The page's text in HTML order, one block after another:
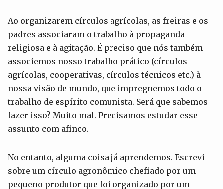
Ao organizarem círculos agrícolas, as freiras e os
padres associaram o trabalho à propaganda
religiosa e à agitação. É preciso que nós também
associemos nosso trabalho prático (círculos
agrícolas, cooperativas, círculos técnicos etc.) à
nossa visão de mundo, que impregnemos todo o
trabalho de espírito comunista. Será que sabemos
fazer isso? Muito mal. Precisamos estudar esse
assunto com afinco.
No entanto, alguma coisa já aprendemos. Escrevi
sobre um círculo agronômico chefiado por um
pequeno produtor que foi organizado por um